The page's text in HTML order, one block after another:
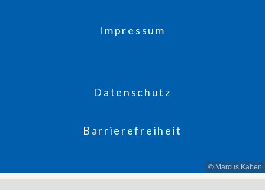
Impressum
Datenschutz
Barrierefreiheit
© Marcus Kaben